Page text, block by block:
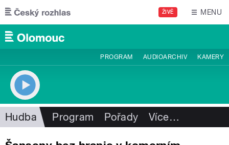
Přejít k hlavnímu obsahu
ŽIVĚ MENU
PROGRAM AUDIOARCHIV KAMERY
Hudba Program Pořady Více…